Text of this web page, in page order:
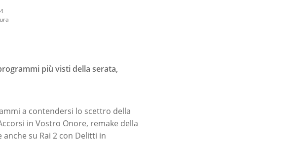
più visti della serata,
a contendersi lo scettro della
in Vostro Onore, remake della
su Rai 2 con Delitti in